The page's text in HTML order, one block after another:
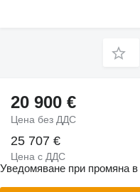
20 900 €
Цена без ДДС
25 707 €
Цена с ДДС
Уведомяване при промяна в